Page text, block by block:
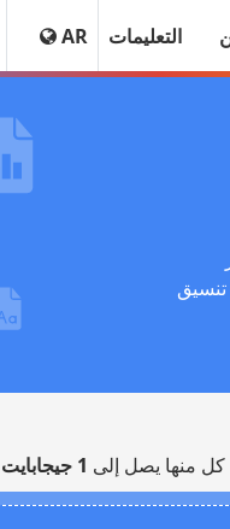
التعليمات AR
تنسيق
كل منها يصل إلى 1 جيجابايت